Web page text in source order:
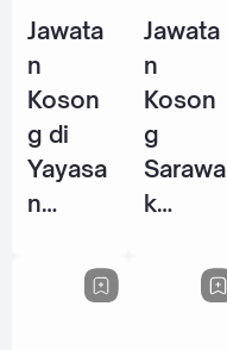
2026
4 Jun
2026
Jawata
n
Koson
g di
Yayasa
n
n Johor
Jawata
n
Koson
g
Sarawa
k
Perfor